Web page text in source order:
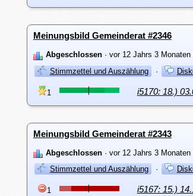
Meinungsbild Gemeinderat #2346
Abgeschlossen· vor 12 Jahrs 3 Monaten
Stimmzettel und Auszählung
·
1 i5170: 18.)
Meinungsbild Gemeinderat #2343
Abgeschlossen· vor 12 Jahrs 3 Monaten
Stimmzettel und Auszählung
·
1 i5167: 15.)